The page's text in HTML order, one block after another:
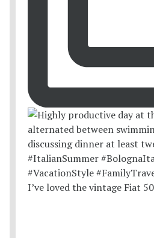
I’ve loved the vintage Fiat